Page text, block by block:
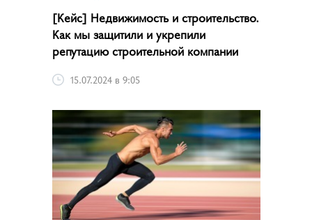
[Кейс] Недвижимость и строительство.
Как мы защитили и укрепили
репутацию строительной компании
15.07.2024 в 9:05